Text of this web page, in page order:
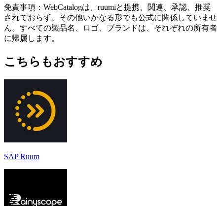
免責事項：WebCatalogは、ruumiと提携、関連、承認、推奨
されておらず、その他いかなる形でも公式に関係していませ
ん。すべての製品名、ロゴ、ブランドは、それぞれの所有者
に帰属します。
こちらもおすすめ
SAP Ruum